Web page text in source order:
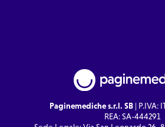
Paginemediche s.r.l. SB| P.IVA:
REA: SA-444291